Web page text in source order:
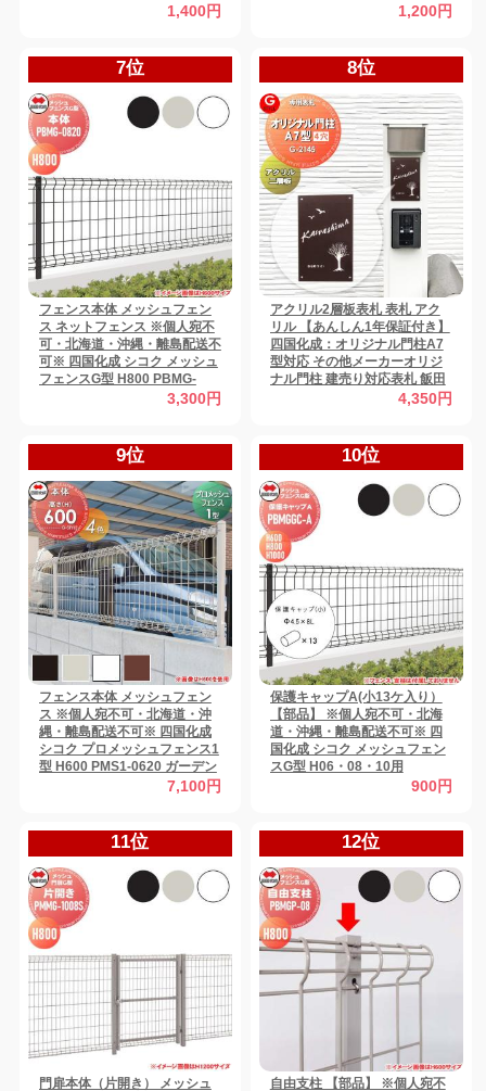
1,400円 1,200円
7位
フェンス本体 メッシュフェン
ス ネットフェンス ※個人宛不
可・北海道・沖縄・離島配送不
可※ 四国化成 シコク メッシュ
フェンスG型 H800 PBMG-
0820 ガーデン DIY 塀 壁 囲い
3,300円
8位
アクリル2層板表札 表札 アク
リル 【あんしん1年保証付き】
四国化成：オリジナル門柱A7
型対応 その他メーカーオリジ
ナル門柱 建売り対応表札 飯田
産業 アーネストワン G-2145
表札 G-2145
4,350円
9位
フェンス本体 メッシュフェン
ス ※個人宛不可・北海道・沖
縄・離島配送不可※ 四国化成
シコク プロメッシュフェンス1
型 H600 PMS1-0620 ガーデン
DIY 塀 壁 囲い 境界 屋外 【無
7,100円
10位
保護キャップA(小13ケ入り）
【部品】 ※個人宛不可・北海
道・沖縄・離島配送不可※ 四
国化成 シコク メッシュフェン
スG型 H06・08・10用
PBMGGC-A ガーデン DIY900円
11位
門扉本体（片開き） メッシュ
12位
自由支柱 【部品】 ※個人宛不